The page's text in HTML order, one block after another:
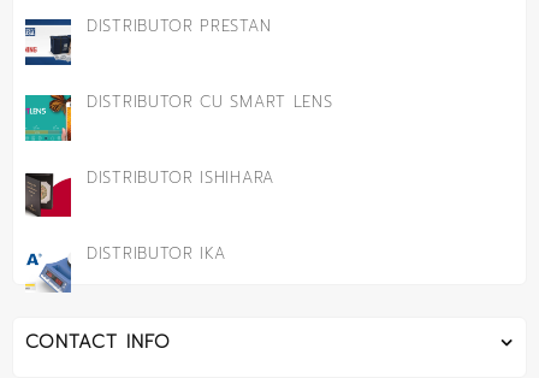
DISTRIBUTOR PRESTAN
DISTRIBUTOR CU SMART LENS
DISTRIBUTOR ISHIHARA
DISTRIBUTOR IKA
CONTACT INFO